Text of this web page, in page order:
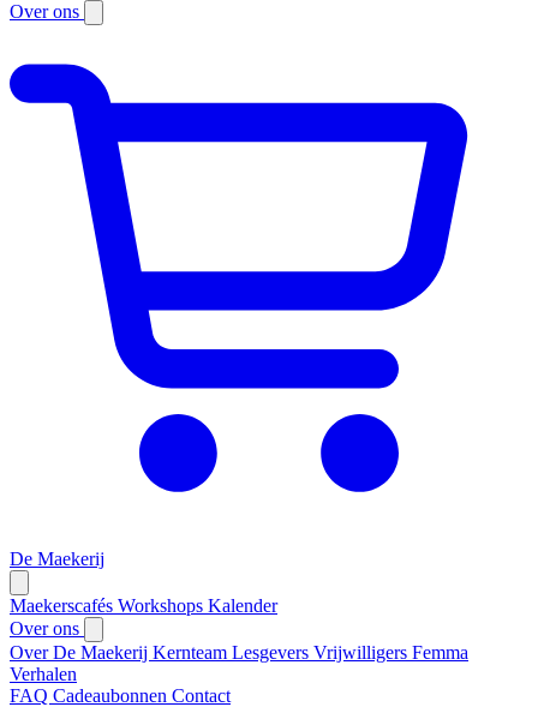
Over ons
De Maekerij
Maekerscafés Workshops Kalender
Over ons
Over De Maekerij Kernteam Lesgevers Vrijwilligers Femma
Verhalen
FAQ Cadeaubonnen Contact